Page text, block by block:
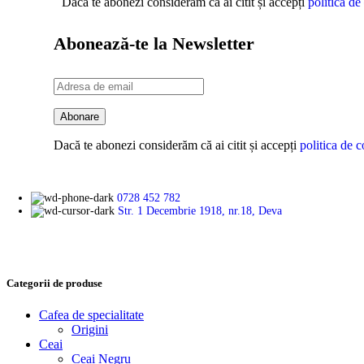
Abonează-te la Newsletter
Dacă te abonezi considerăm că ai citit și accepți politica de
0728 452 782
Str. 1 Decembrie 1918, nr.18, Deva
Categorii de produse
Cafea de specialitate
Origini
Ceai
Ceai Negru